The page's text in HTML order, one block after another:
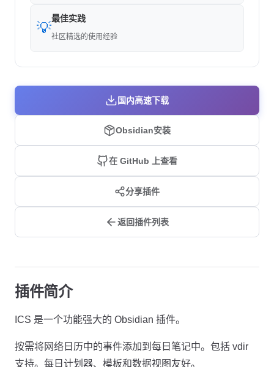
💡
最佳实践
社区精选的使用经验
国内高速下载
Obsidian安装
在 GitHub 上查看
分享插件
返回插件列表
插件简介
ICS 是一个功能强大的 Obsidian 插件。
按需将网络日历中的事件添加到每日笔记中。包括 vdir
支持。每日计划器、模板和数据视图友好。